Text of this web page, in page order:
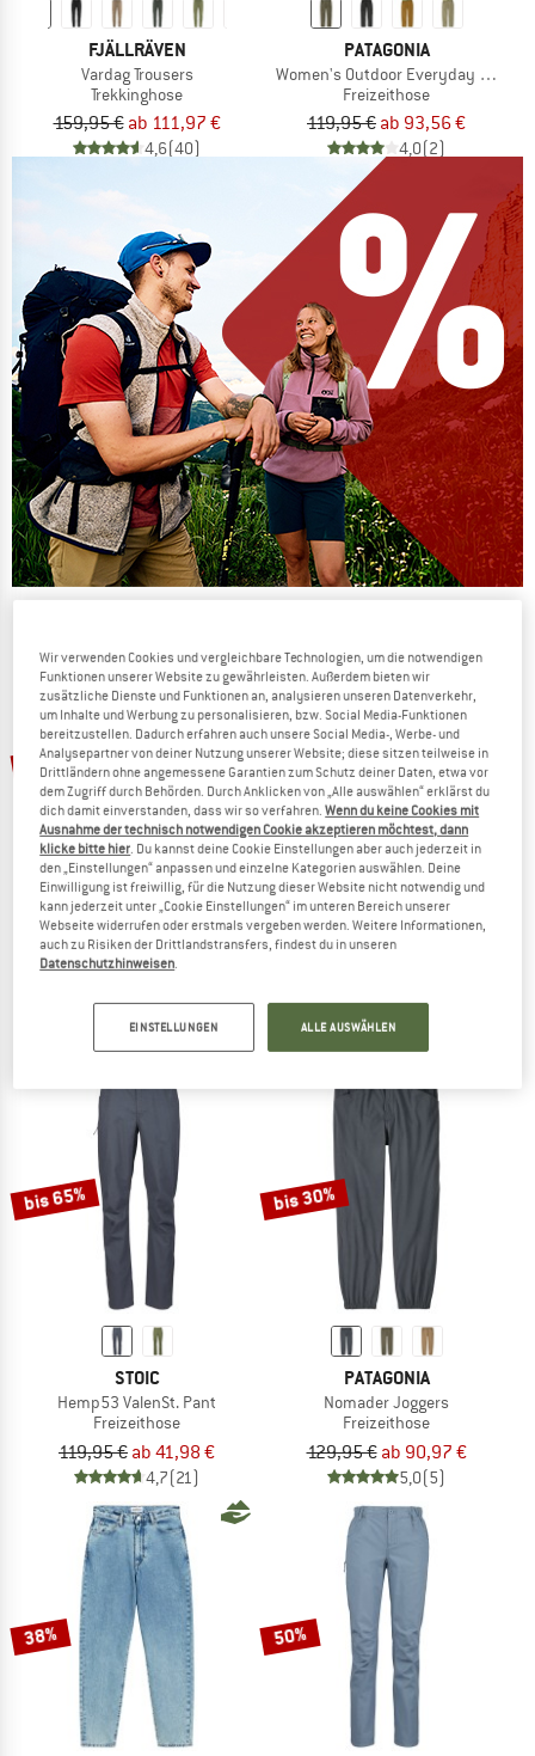
FJÄLLRÄVEN
Vardag Trousers
Trekkinghose
159,95 € ab 111,97 €
4,6(40)
PATAGONIA
Women's Outdoor Everyday Cargo
Freizeithose
119,95 € ab 93,56 €
4,0(2)
JETZT BIS ZU 50% RABATT
ZUM SOMMER SALE
bis 30%
PATAGONIA
Outdoor Everyday Pants
bis 22%
PATAGONIA
109,95 €
bis 65%
STOIC
Hemp53 ValenSt. Pant
Freizeithose
119,95 € ab 41,98 €
4,7(21)
bis 30%
PATAGONIA
Nomader Joggers
Freizeithose
129,95 € ab 90,97 €
5,0(5)
38% 50%
Wir verwenden Cookies und vergleichbare Technologien, um die notwendigen
Funktionen unserer Website zu gewährleisten. Außerdem bieten wir
zusätzliche Dienste und Funktionen an, analysieren unseren Datenverkehr,
um Inhalte und Werbung zu personalisieren, bzw. Social Media-Funktionen
bereitzustellen. Dadurch erfahren auch unsere Social Media-, Werbe- und
Analysepartner von deiner Nutzung unserer Website; diese sitzen teilweise in
Drittländern ohne angemessene Garantien zum Schutz deiner Daten, etwa vor
dem Zugriff durch Behörden. Durch Anklicken von „Alle auswählen“ erklärst du
dich damit einverstanden, dass wir so verfahren.Wenn du keine Cookies mit
Ausnahme der technisch notwendigen Cookie akzeptieren möchtest, dann
klicke bitte hier . Du kannst deine Cookie Einstellungen aber auch jederzeit in
den „Einstellungen“ anpassen und einzelne Kategorien auswählen. Deine
Einwilligung ist freiwillig, für die Nutzung dieser Website nicht notwendig und
kann jederzeit unter „Cookie Einstellungen“ im unteren Bereich unserer
Webseite widerrufen oder erstmals vergeben werden. Weitere Informationen,
auch zu Risiken der Drittlandstransfers, findest du in unseren
Datenschutzhinweisen
EINSTELLUNGEN ALLE AUSWÄHLEN